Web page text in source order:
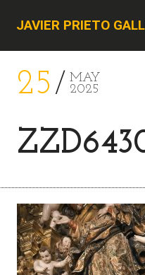
JAVIER PRIETO
25
MAY
2025